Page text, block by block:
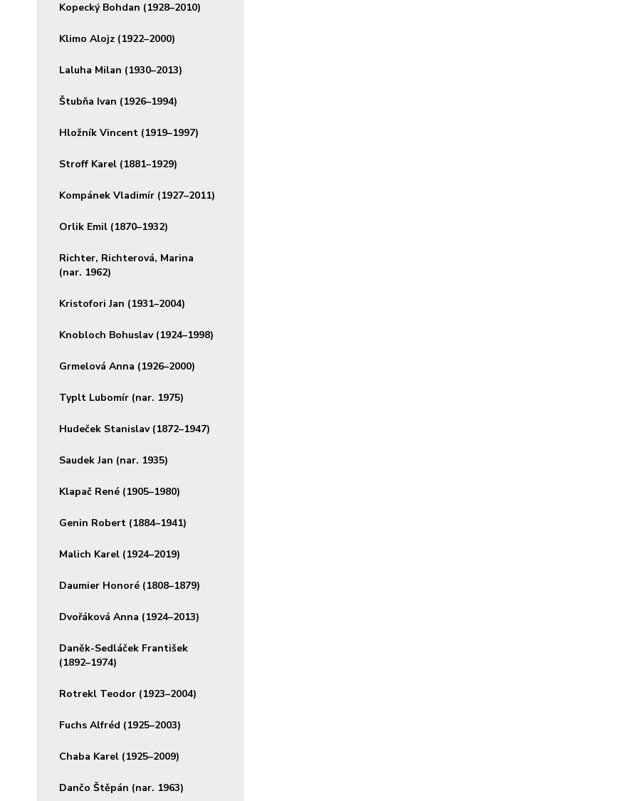
Kopecký Bohdan (1928–2010)
Klimo Alojz (1922–2000)
Laluha Milan (1930–2013)
Štubňa Ivan (1926–1994)
Hložník Vincent (1919–1997)
Stroff Karel (1881–1929)
Kompánek Vladimír (1927–2011)
Orlik Emil (1870–1932)
Richter, Richterová, Marina
(nar. 1962)
Kristofori Jan (1931–2004)
Knobloch Bohuslav (1924–1998)
Grmelová Anna (1926–2000)
Typlt Lubomír (nar. 1975)
Hudeček Stanislav (1872–1947)
Saudek Jan (nar. 1935)
Klapač René (1905–1980)
Genin Robert (1884–1941)
Malich Karel (1924–2019)
Daumier Honoré (1808–1879)
Dvořáková Anna (1924–2013)
Daněk-Sedláček František
(1892–1974)
Rotrekl Teodor (1923–2004)
Fuchs Alfréd (1925–2003)
Chaba Karel (1925–2009)
Dančo Štěpán (nar. 1963)